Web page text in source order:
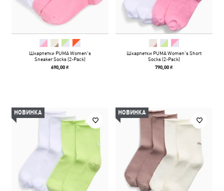
Шкарпетки PUMA Women's
Sneaker Socks (2-Pack)
690,00 ₴
Шкарпетки PUMA Women's Short
Socks (2-Pack)
790,00 ₴
НОВИНКА НОВИНКА